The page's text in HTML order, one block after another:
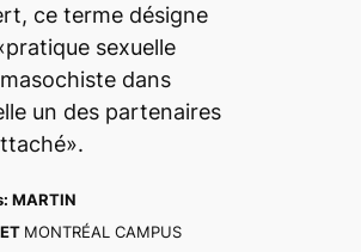
, ce terme désigne
sexuelle
dans
un des partenaires
MARTIN
MONTRÉAL CAMPUS